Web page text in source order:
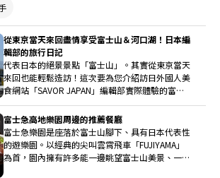
（炭火爐）烹調的料理、古老傳承的保存食，以及
古民宅，如今是傳承日本古老美好時代的聖地。在
柳家，您可以在獨立包廂中悠閒用餐。當廚師在幕
後精心準備著季節料理時，客人們則坐在榻榻米
上，圍繞著圍爐裡。面對著炭火的噼啪作響，斟上
美酒，展開愉快的對話，創造難忘的回憶。
從東京當天來回盡情享受富士山＆河口湖！日本編
輯部的旅行日記
代表日本的絕景景點「富士山」。其實從東京當天
來回也能輕鬆造訪！這次要為您介紹訪日外國人美
食網站「SAVOR JAPAN」編輯部實際體驗的富士
山一日遊行程。
富士急高地樂園周邊的推薦餐廳
富士急樂園是座落於富士山腳下、具有日本代表性
的遊樂園。以經典的尖叫雲霄飛車「FUJIYAMA」
為首，園內擁有許多能一邊眺望富士山美景、一邊